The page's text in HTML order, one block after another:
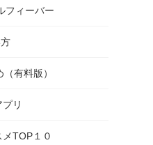
フィーバー
有料版）
リ
TOP１０